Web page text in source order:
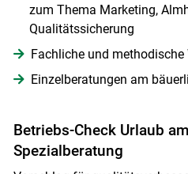
zum Thema Marketing,
Qualitätssicherung
Fachliche und methodische
Einzelberatungen am
Betriebs-Check Urlaub
Spezialberatung